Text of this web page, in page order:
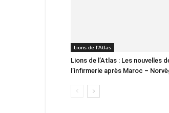
Lions de l'Atlas
Lions de l’Atlas : Les nouvelles
l’infirmerie après Maroc –